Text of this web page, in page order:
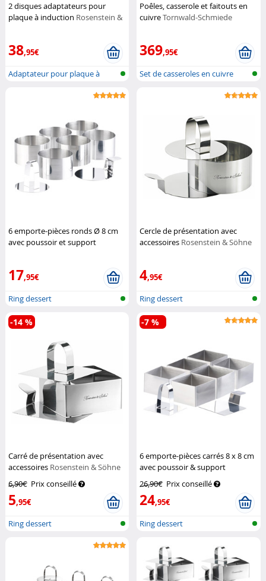
2 disques adaptateurs pour
plaque à induction Rosenstein &
38,95€
Adaptateur pour plaque à
Poêles, casserole et faitouts en
cuivreTornwald-Schmiede
369,95€
Set de casseroles en cuivre
6 emporte-pièces ronds Ø 8 cm
avec poussoir et support
17,95€
Ring dessert
Cercle de présentation avec
accessoires Rosenstein & Söhne
4,95€
Ring dessert
Carré de présentation avec
accessoires Rosenstein & Söhne
6,90€ Prix conseillé
5,95€
-14 %
Ring dessert
6 emporte-pièces carrés 8 x 8 cm
avec poussoir & support
Rosenstein & Söhne
26,90€ Prix conseillé
24,95€
-7 %
Ring dessert